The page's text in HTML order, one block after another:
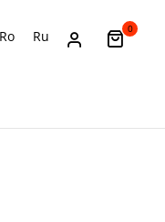
Ro Ru 0